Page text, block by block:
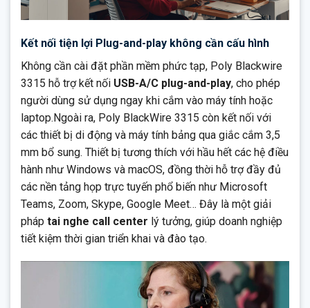
Kết nối tiện lợi Plug-and-play không cần cấu hình
Không cần cài đặt phần mềm phức tạp, Poly Blackwire
3315 hỗ trợ kết nối USB-A/C plug-and-play, cho phép
người dùng sử dụng ngay khi cắm vào máy tính hoặc
laptop.Ngoài ra, Poly BlackWire 3315 còn kết nối với
các thiết bị di động và máy tính bảng qua giắc cắm 3,5
mm bổ sung. Thiết bị tương thích với hầu hết các hệ điều
hành như Windows và macOS, đồng thời hỗ trợ đầy đủ
các nền tảng họp trực tuyến phổ biến như Microsoft
Teams, Zoom, Skype, Google Meet… Đây là một giải
pháp tai nghe call center lý tưởng, giúp doanh nghiệp
tiết kiệm thời gian triển khai và đào tạo.